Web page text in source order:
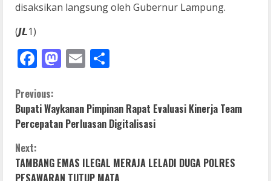
disaksikan langsung oleh Gubernur Lampung.
(𝙅𝙇1)
Facebook
Mastodon
Email
C
o
n
t
Previous:
Bupati Waykanan Pimpinan Rapat Evaluasi Kinerja Team
Percepatan Perluasan Digitalisasi
Next:
TAMBANG EMAS ILEGAL MERAJA LELADI DUGA POLRES